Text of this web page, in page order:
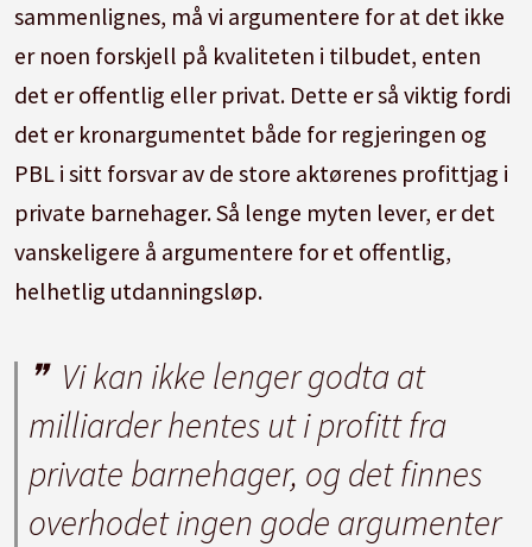
sammenlignes, må vi argumentere for at det ikke
er noen forskjell på kvaliteten i tilbudet, enten
det er offentlig eller privat. Dette er så viktig fordi
det er kronargumentet både for regjeringen og
PBL i sitt forsvar av de store aktørenes profittjag i
private barnehager. Så lenge myten lever, er det
vanskeligere å argumentere for et offentlig,
helhetlig utdanningsløp.
Vi kan ikke lenger godta at
milliarder hentes ut i profitt fra
private barnehager, og det finnes
overhodet ingen gode argumenter